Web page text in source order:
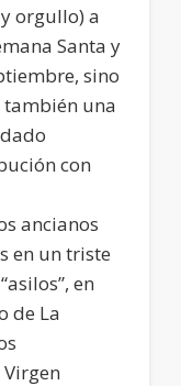
orgullo) a
Santa y
sino
una
con
ancianos
en un triste
en
de La